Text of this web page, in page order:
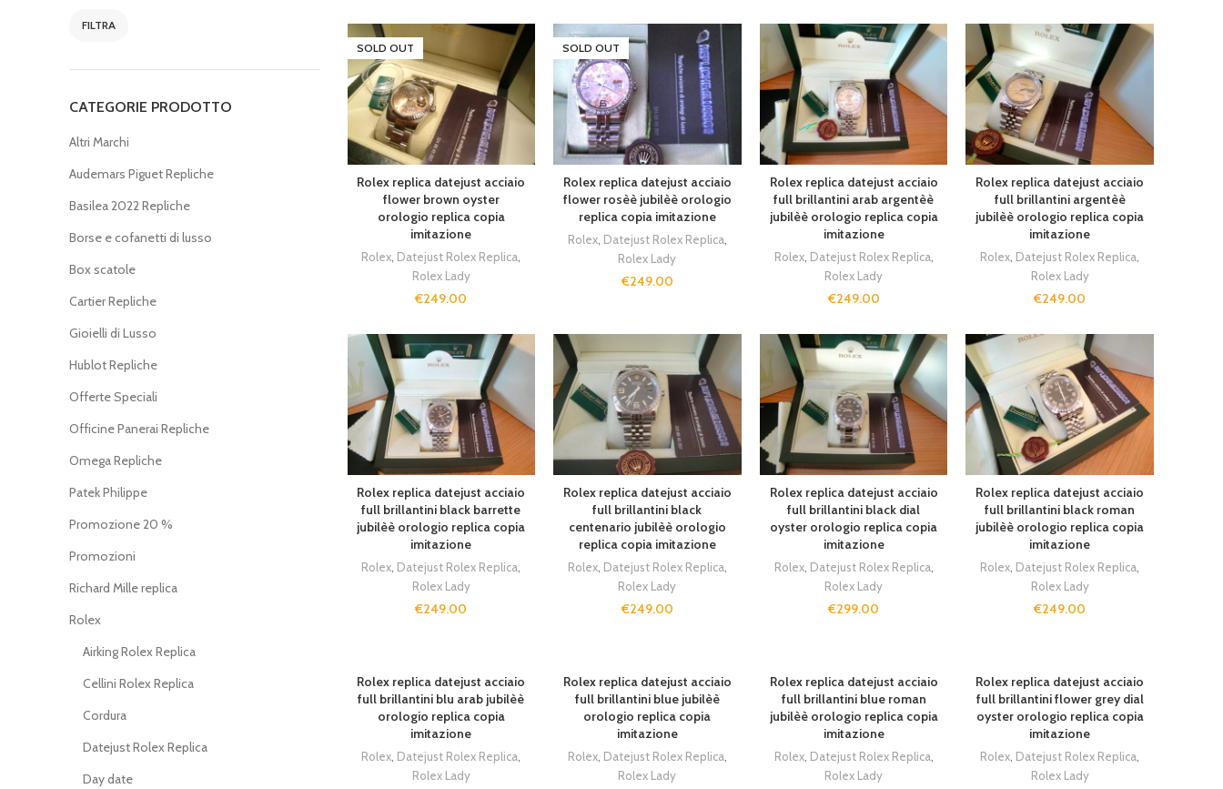
FILTRA
CATEGORIE PRODOTTO
Altri Marchi
Audemars Piguet Repliche
Basilea 2022 Repliche
Borse e cofanetti di lusso
Box scatole
Cartier Repliche
Gioielli di Lusso
Hublot Repliche
Offerte Speciali
Officine Panerai Repliche
Omega Repliche
Patek Philippe
Promozione 20 %
Promozioni
Richard Mille replica
Rolex
Airking Rolex Replica
Cellini Rolex Replica
Cordura
Datejust Rolex Replica
Day date
SOLD OUT
Rolex replica datejust acciaio
flower brown oyster
orologio replica copia
imitazione
Rolex, Datejust Rolex Replica,
Rolex Lady
€249.00
SOLD OUT
Rolex replica datejust acciaio
flower rosèè jubilèè orologio
replica copia imitazione
Rolex, Datejust Rolex Replica,
Rolex Lady
€249.00
Rolex replica datejust acciaio
full brillantini arab argentèè
jubilèè orologio replica copia
imitazione
Rolex, Datejust Rolex Replica,
Rolex Lady
€249.00
Rolex replica datejust acciaio
full brillantini argentèè
jubilèè orologio replica copia
imitazione
Rolex, Datejust Rolex Replica,
Rolex Lady
€249.00
Rolex replica datejust acciaio
full brillantini black barrette
jubilèè orologio replica copia
imitazione
Rolex, Datejust Rolex Replica,
Rolex Lady
€249.00
Rolex replica datejust acciaio
full brillantini black
centenario jubilèè orologio
replica copia imitazione
Rolex, Datejust Rolex Replica,
Rolex Lady
€249.00
Rolex replica datejust acciaio
full brillantini black dial
oyster orologio replica copia
imitazione
Rolex, Datejust Rolex Replica,
Rolex Lady
€299.00
Rolex replica datejust acciaio
full brillantini black roman
jubilèè orologio replica copia
imitazione
Rolex, Datejust Rolex Replica,
Rolex Lady
€249.00
Rolex replica datejust acciaio
full brillantini blu arab jubilèè
orologio replica copia
imitazione
Rolex, Datejust Rolex Replica,
Rolex Lady
Rolex replica datejust acciaio
full brillantini blue jubilèè
orologio replica copia
imitazione
Rolex, Datejust Rolex Replica,
Rolex Lady
Rolex replica datejust acciaio
full brillantini blue roman
jubilèè orologio replica copia
imitazione
Rolex, Datejust Rolex Replica,
Rolex Lady
Rolex replica datejust acciaio
full brillantini flower grey dial
oyster orologio replica copia
imitazione
Rolex, Datejust Rolex Replica,
Rolex Lady